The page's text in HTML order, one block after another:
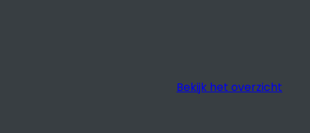
Bekijk het overzicht